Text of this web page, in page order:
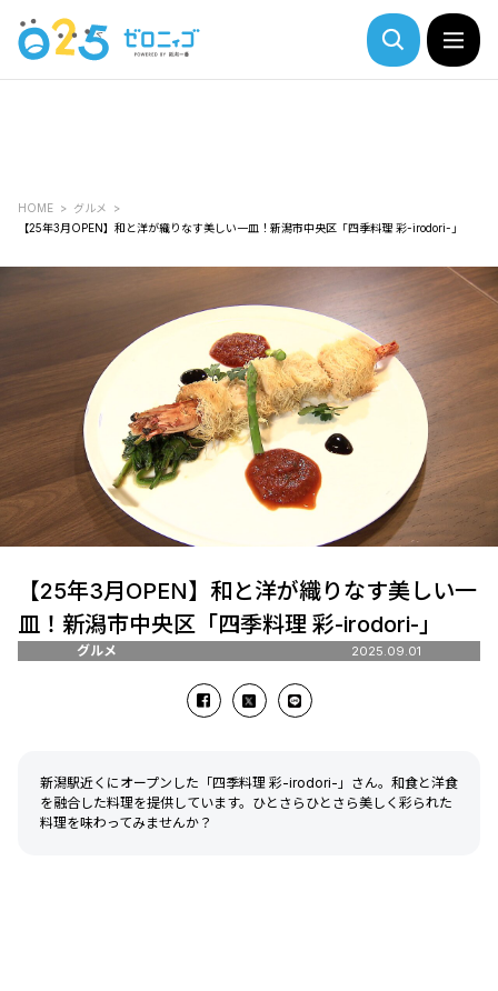
HOME
グルメ
【25年3月OPEN】和と洋が織りなす美しい一皿！新潟市中央区「四季料理 彩-irodori-」
【25年3月OPEN】和と洋が織りなす美しい一
皿！新潟市中央区「四季料理 彩-irodori-」
グルメ 2025.09.01
新潟駅近くにオープンした「四季料理 彩-irodori-」さん。和食と洋食
を融合した料理を提供しています。ひとさらひとさら美しく彩られた
料理を味わってみませんか？